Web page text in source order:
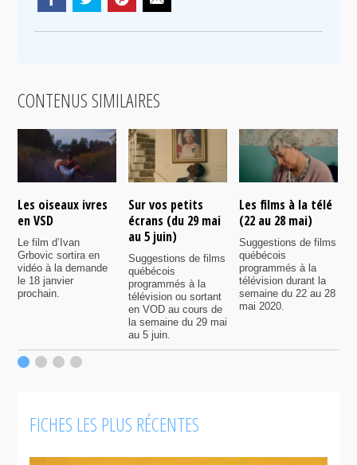
CONTENUS SIMILAIRES
Les oiseaux ivres
en VSD
Le film d’Ivan
Grbovic sortira en
vidéo à la demande
le 18 janvier
prochain.
Sur vos petits
écrans (du 29 mai
au 5 juin)
Suggestions de films
québécois
programmés à la
télévision ou sortant
en VOD au cours de
la semaine du 29 mai
au 5 juin.
Les films à la télé
(22 au 28 mai)
Suggestions de films
québécois
programmés à la
télévision durant la
semaine du 22 au 28
mai 2020.
FICHES LES PLUS RÉCENTES